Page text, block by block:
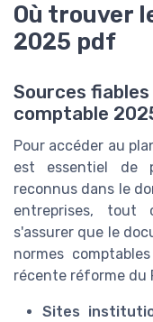
Où trouver
2025 pdf
Sources
comptable
Pour accéder au
est essentiel de
reconnus dans le
entreprises, tout
s'assurer que le
normes
récente réforme du
Sites